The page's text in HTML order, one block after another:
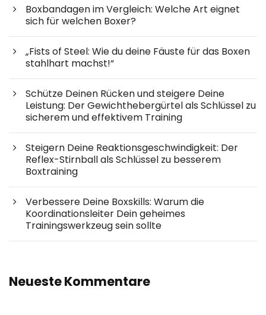
Boxbandagen im Vergleich: Welche Art eignet
sich für welchen Boxer?
„Fists of Steel: Wie du deine Fäuste für das Boxen
stahlhart machst!“
Schütze Deinen Rücken und steigere Deine
Leistung: Der Gewichthebergürtel als Schlüssel zu
sicherem und effektivem Training
Steigern Deine Reaktionsgeschwindigkeit: Der
Reflex-Stirnball als Schlüssel zu besserem
Boxtraining
Verbessere Deine Boxskills: Warum die
Koordinationsleiter Dein geheimes
Trainingswerkzeug sein sollte
Neueste Kommentare